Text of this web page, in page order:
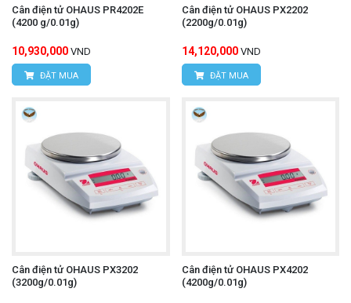
Cân điện tử OHAUS PR4202E
(4200 g/0.01g)
10,930,000 VND
ĐẶT MUA
Cân điện tử OHAUS PX2202
(2200g/0.01g)
14,120,000 VND
ĐẶT MUA
Cân điện tử OHAUS PX3202
(3200g/0.01g)
Cân điện tử OHAUS PX4202
(4200g/0.01g)